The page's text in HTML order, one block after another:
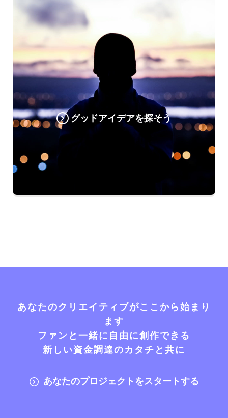
グッドアイデアを探そう
あなたのクリエイティブがここから始まり
ます
ファンと一緒に自由に創作できる
新しい資金調達のカタチと共に
あなたのプロジェクトをスタートする